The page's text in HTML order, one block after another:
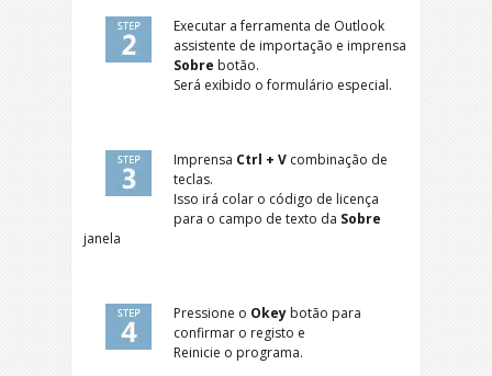
Executar a ferramenta de Outlook
assistente de importação e imprensa
Sobre botão.
Será exibido o formulário especial.
Imprensa Ctrl + V combinação de
teclas.
Isso irá colar o código de licença
para o campo de texto da Sobre
janela
Pressione o Okey botão para
confirmar o registo e
Reinicie o programa.